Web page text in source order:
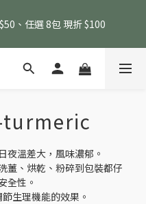
)
、任選 8包 現折 $100
$6000 贈送黑金豬肉鬆 (指定
夜溫差大，風味濃郁。
薑、烘乾、粉碎到包裝都仔
全性。
生理機能的效果。